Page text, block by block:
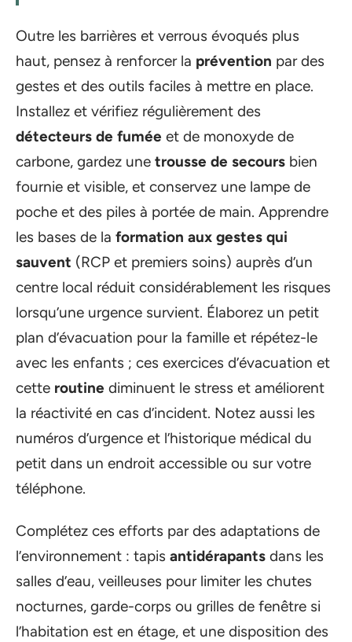
Outre les barrières et verrous évoqués plus
haut, pensez à renforcer la prévention par des
gestes et des outils faciles à mettre en place.
Installez et vérifiez régulièrement des
détecteurs de fumée et de monoxyde de
carbone, gardez une trousse de secours bien
fournie et visible, et conservez une lampe de
poche et des piles à portée de main. Apprendre
les bases de la formation aux gestes qui
sauvent (RCP et premiers soins) auprès d’un
centre local réduit considérablement les risques
lorsqu’une urgence survient. Élaborez un petit
plan d’évacuation pour la famille et répétez-le
avec les enfants ; ces exercices d’évacuation et
cette routine diminuent le stress et améliorent
la réactivité en cas d’incident. Notez aussi les
numéros d’urgence et l’historique médical du
petit dans un endroit accessible ou sur votre
téléphone.
Complétez ces efforts par des adaptations de
l’environnement : tapis antidérapants dans les
salles d’eau, veilleuses pour limiter les chutes
nocturnes, garde-corps ou grilles de fenêtre si
l’habitation est en étage, et une disposition des